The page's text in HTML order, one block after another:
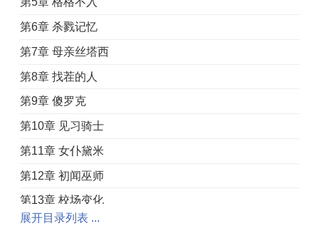
第6章 杀戮记忆
第7章 母亲丝塔西
第8章 找茬的人
第9章 傻罗克
第10章 见习骑士
第11章 女仆黛米
第12章 初闻巫师
第13章 校场变化
第14章 拉里的提醒
展开目录列表 ...